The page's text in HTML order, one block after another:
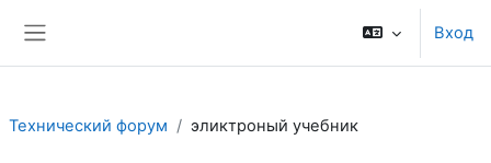
Вход
Технический форум эликтроный учебник